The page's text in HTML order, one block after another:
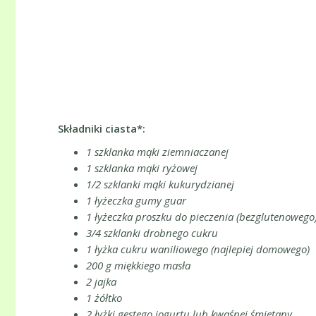
Składniki ciasta*:
1 szklanka mąki ziemniaczanej
1 szklanka mąki ryżowej
1/2 szklanki mąki kukurydzianej
1 łyżeczka gumy guar
1 łyżeczka proszku do pieczenia
3/4 szklanki drobnego cukru
1 łyżka cukru waniliowego (najlepiej domowego)
200 g miękkiego masła
2 jajka
1 żółtko